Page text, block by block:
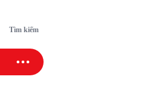
Tìm kiếm
SAO SPORT